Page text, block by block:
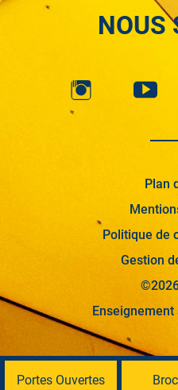
NOUS
Plan
Politique de
Gestion
Portes Ouvertes